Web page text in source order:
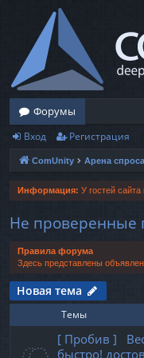
Форумы
Вход Регистрация
ComUnity Арена
Информация: У гостей
Не проверенные
Правила форума
Здесь представлены
Новая тема
Темы
[ Пробив ]
быстро!